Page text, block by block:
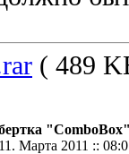
( 489
11. Марта 2011 ::